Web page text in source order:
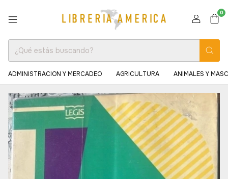
0
ADMINISTRACION Y MERCADEO AGRICULTURA ANIMALES Y